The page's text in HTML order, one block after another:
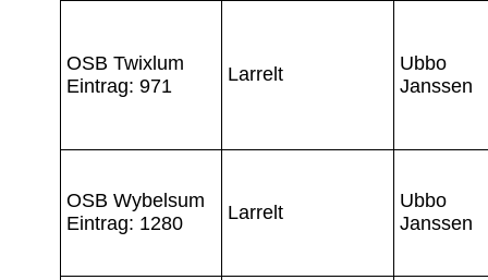
OSB Twixlum
Eintrag: 971
Larrelt
Ubbo
Janssen
OSB Wybelsum
Eintrag: 1280
Larrelt
Ubbo
Janssen